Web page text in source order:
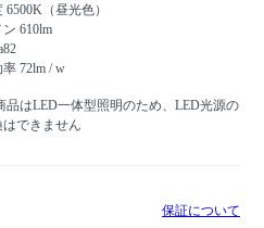
6500K（昼光色）
610lm
72lm / w
はLED一体型照明のため、LED光源の
はできません
保証について